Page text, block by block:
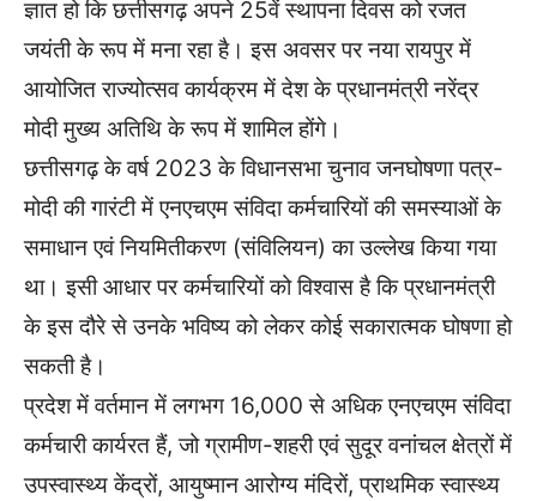
ज्ञात हो कि छत्तीसगढ़ अपने 25वें स्थापना दिवस को रजत
जयंती के रूप में मना रहा है। इस अवसर पर नया रायपुर में
आयोजित राज्योत्सव कार्यक्रम में देश के प्रधानमंत्री नरेंद्र
मोदी मुख्य अतिथि के रूप में शामिल होंगे।
छत्तीसगढ़ के वर्ष 2023 के विधानसभा चुनाव जनघोषणा पत्र-
मोदी की गारंटी में एनएचएम संविदा कर्मचारियों की समस्याओं के
समाधान एवं नियमितीकरण (संविलियन) का उल्लेख किया गया
था। इसी आधार पर कर्मचारियों को विश्वास है कि प्रधानमंत्री
के इस दौरे से उनके भविष्य को लेकर कोई सकारात्मक घोषणा हो
सकती है।
प्रदेश में वर्तमान में लगभग 16,000 से अधिक एनएचएम संविदा
कर्मचारी कार्यरत हैं, जो ग्रामीण-शहरी एवं सुदूर वनांचल क्षेत्रों में
उपस्वास्थ्य केंद्रों, आयुष्मान आरोग्य मंदिरों, प्राथमिक स्वास्थ्य